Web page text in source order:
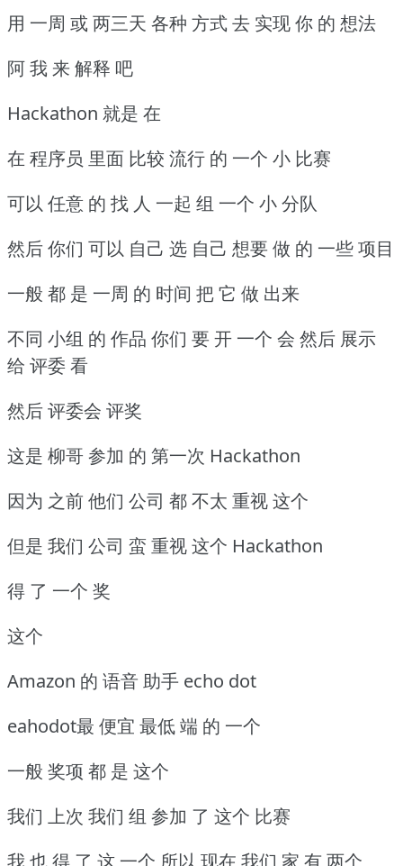
用 一周 或 两三天 各种 方式 去 实现 你 的 想法
阿 我 来 解释 吧
Hackathon 就是 在
在 程序员 里面 比较 流行 的 一个 小 比赛
可以 任意 的 找 人 一起 组 一个 小 分队
然后 你们 可以 自己 选 自己 想要 做 的 一些 项目
一般 都 是 一周 的 时间 把 它 做 出来
不同 小组 的 作品 你们 要 开 一个 会 然后 展示
给 评委 看
然后 评委会 评奖
这是 柳哥 参加 的 第一次 Hackathon
因为 之前 他们 公司 都 不太 重视 这个
但是 我们 公司 蛮 重视 这个 Hackathon
得 了 一个 奖
这个
Amazon 的 语音 助手 echo dot
eahodot最 便宜 最低 端 的 一个
一般 奖项 都 是 这个
我们 上次 我们 组 参加 了 这个 比赛
我 也 得 了 这 一个 所以 现在 我们 家 有 两个